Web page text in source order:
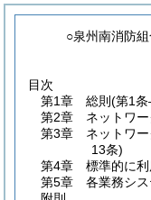
○泉州南消防
目次
第1章
総則 (第1
第2章
ネットワ
第3章
ネットワ
13条)
第4章
標準的に
第5章
各業務シ